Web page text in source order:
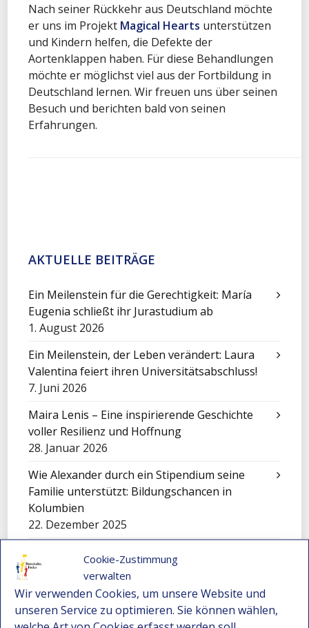
Cookie-Zustimmung
verwalten
Wir verwenden Cookies, um unsere Website und
unseren Service zu optimieren. Sie können wählen,
Nach seiner Rückkehr aus Deutschland möchte
er uns im Projekt Magical Hearts unterstützen
und Kindern helfen, die Defekte der
Aortenklappen haben. Für diese Behandlungen
möchte er möglichst viel aus der Fortbildung in
Deutschland lernen. Wir freuen uns über seinen
Besuch und berichten bald von seinen
Erfahrungen.
AKTUELLE BEITRÄGE
Ein Meilenstein für die Gerechtigkeit: María
Eugenia schließt ihr Jurastudium ab
1. August 2026
Ein Meilenstein, der Leben verändert: Laura
Valentina feiert ihren Universitätsabschluss!
7. Juni 2026
Maira Lenis – Eine inspirierende Geschichte
voller Resilienz und Hoffnung
28. Januar 2026
Wie Alexander durch ein Stipendium seine
Familie unterstützt: Bildungschancen in
Kolumbien
22. Dezember 2025
bewirbt sich für ein Stipendium
22. Dezember 2025
Darwin Bravo – Vom Landleben zur